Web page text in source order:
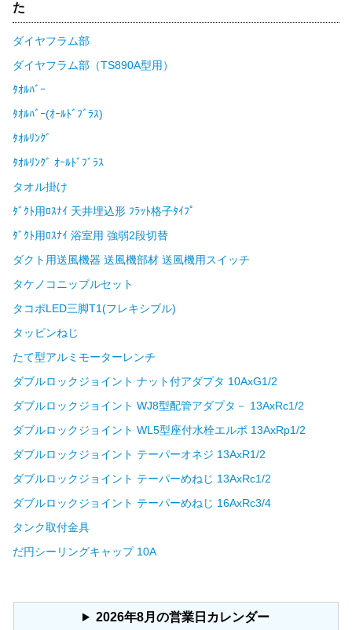
た
ダイヤフラム部
ダイヤフラム部（TS890A型用）
ﾀｵﾙﾊﾞｰ
ﾀｵﾙﾊﾞｰ(ｵｰﾙﾄﾞﾌﾞﾗｽ)
ﾀｵﾙﾘﾝｸﾞ
ﾀｵﾙﾘﾝｸﾞ ｵｰﾙﾄﾞﾌﾞﾗｽ
タオル掛け
ﾀﾞｸﾄ用ﾛｽﾅｲ 天井埋込形 ﾌﾗｯﾄ格子ﾀｲﾌﾟ
ﾀﾞｸﾄ用ﾛｽﾅｲ 浴室用 強弱2段切替
ダクト用送風機器 送風機部材 送風機用スイッチ
タケノコニップルセット
タコポLED三脚T1(フレキシブル)
タッピンねじ
たて型アルミモーターレンチ
ダブルロックジョイント ナット付アダプタ 10AxG1/2
ダブルロックジョイント WJ8型配管アダプタ－ 13AxRc1/2
ダブルロックジョイント WL5型座付水栓エルボ 13AxRp1/2
ダブルロックジョイント テーパーオネジ 13AxR1/2
ダブルロックジョイント テーパーめねじ 13AxRc1/2
ダブルロックジョイント テーパーめねじ 16AxRc3/4
タンク取付金具
だ円シーリングキャップ 10A
2026年8月の営業日カレンダー